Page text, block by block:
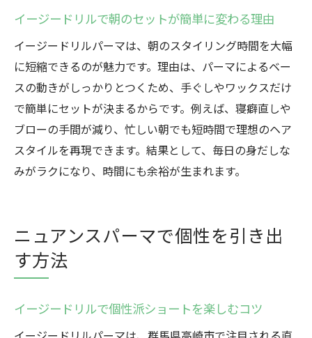
イージードリルで朝のセットが簡単に変わる理由
イージードリルパーマは、朝のスタイリング時間を大幅
に短縮できるのが魅力です。理由は、パーマによるベー
スの動きがしっかりとつくため、手ぐしやワックスだけ
で簡単にセットが決まるからです。例えば、寝癖直しや
ブローの手間が減り、忙しい朝でも短時間で理想のヘア
スタイルを再現できます。結果として、毎日の身だしな
みがラクになり、時間にも余裕が生まれます。
ニュアンスパーマで個性を引き出
す方法
イージードリルで個性派ショートを楽しむコツ